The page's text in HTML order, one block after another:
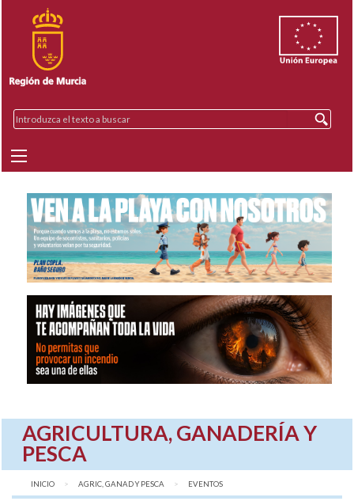
AGRICULTURA, GANADERÍA Y
PESCA
INICIO AGRIC, GANAD Y PESCA AQUÍ:
EVENTOS